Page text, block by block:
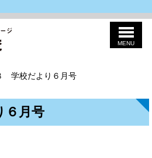
MENU
学校だより６月号
月号